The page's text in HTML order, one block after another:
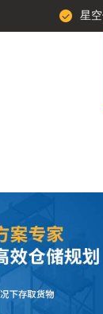
星